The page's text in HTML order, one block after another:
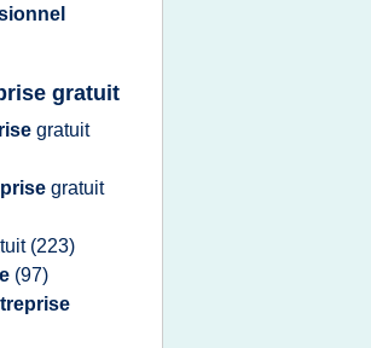
gratuit
gratuit
gratuit
(223)
(97)